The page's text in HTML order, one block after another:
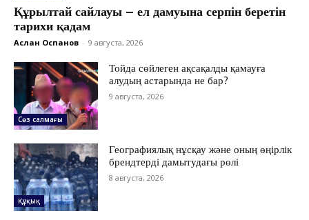
ЖАҢАЛЫҚТАР
ОҚИҒА
КӨЗҚАРАС
ЗЕРТТЕУ
Құрылтай сайлауы – ел дамуына серпін беретін
тарихи қадам
Аслан Оспанов - 9 августа, 2026
Сөз салмағы
Тойда сөйлеген ақсақалды қамауға
алудың астарында не бар?
9 августа, 2026
Құқық
Географиялық нұсқау және оның өңірлік
брендтерді дамытудағы рөлі
8 августа, 2026